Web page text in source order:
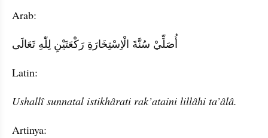
Arab:
أُصَلِّيْ سُنَّةَ الْاِسْتِخَارَةِ رَكْعَتَيْنِ لِلّٰهِ تَعَالَى
Latin:
Ushallî sunnatal istikhârati rak’ataini lillâhi ta’âlâ.
Artinya: